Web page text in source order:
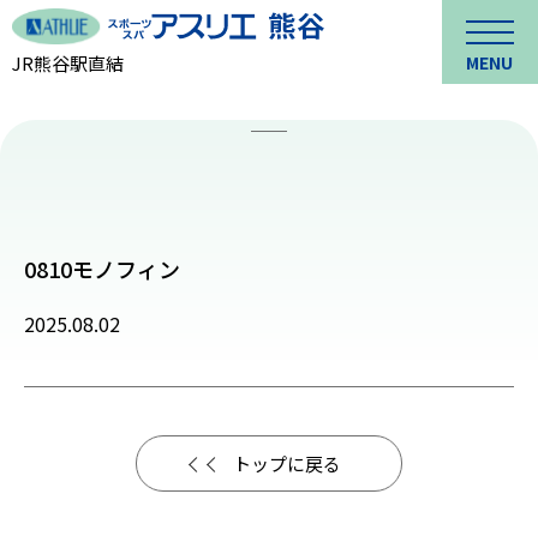
JR熊谷駅直結 MENU
0810モノフィン
2025.08.02
トップに戻る